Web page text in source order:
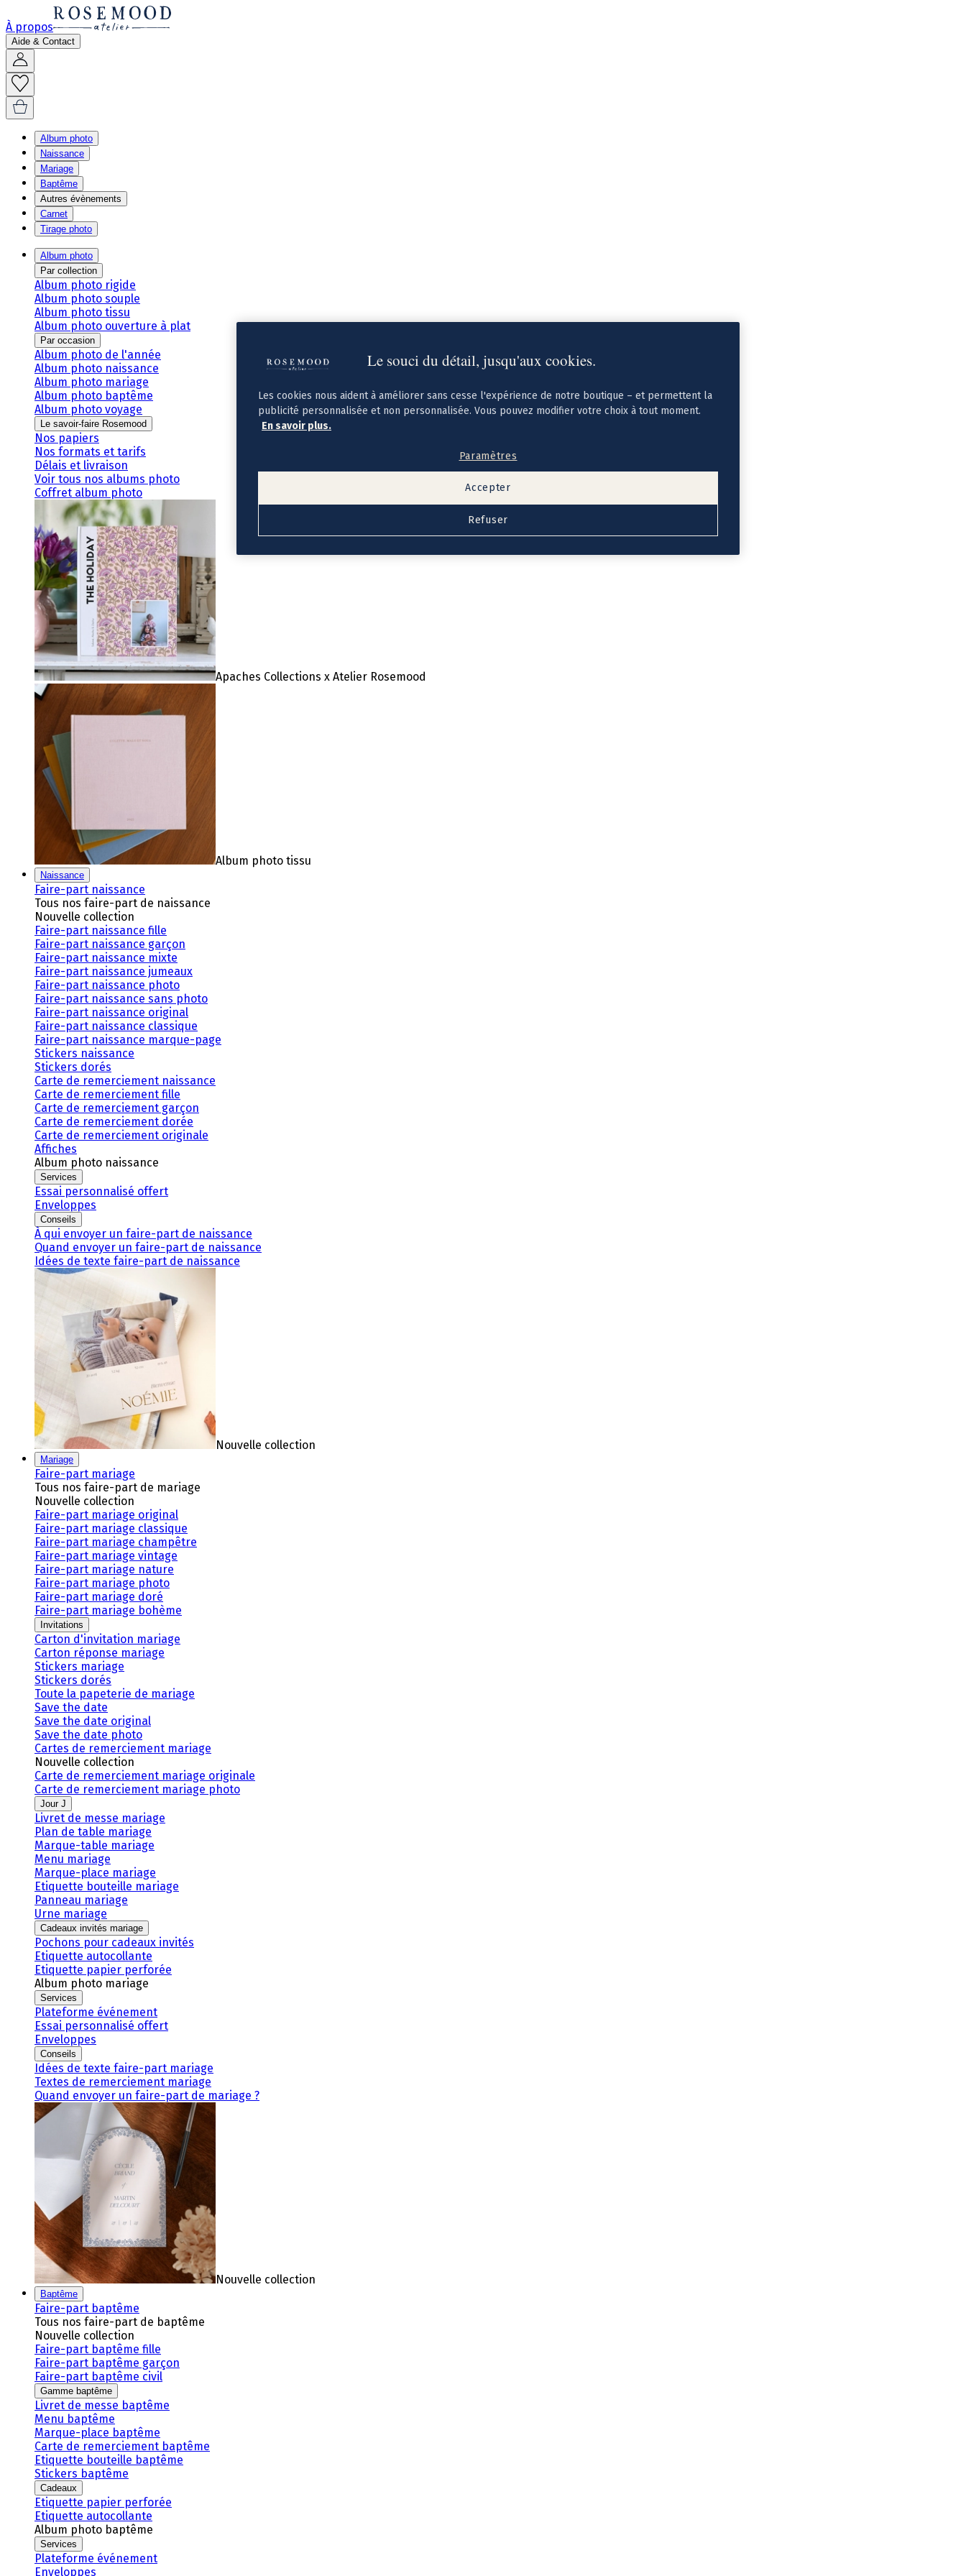
À propos
Aide & Contact
Album photo
Naissance
Mariage
Baptême
Autres évènements
Carnet
Tirage photo
Album photo
Par collection
Album photo rigide
Album photo souple
Album photo tissu
Album photo ouverture à plat
Par occasion
Album photo de l'année
Album photo naissance
Album photo mariage
Album photo baptême
Album photo voyage
Le savoir-faire Rosemood
Nos papiers
Nos formats et tarifs
Délais et livraison
Voir tous nos albums photo
Coffret album photo
Apaches Collections x Atelier Rosemood
Album photo tissu
Naissance
Faire-part naissance
Tous nos faire-part de naissance
Nouvelle collection
Faire-part naissance fille
Faire-part naissance garçon
Faire-part naissance mixte
Faire-part naissance jumeaux
Faire-part naissance photo
Faire-part naissance sans photo
Faire-part naissance original
Faire-part naissance classique
Faire-part naissance marque-page
Stickers naissance
Stickers dorés
Carte de remerciement naissance
Carte de remerciement fille
Carte de remerciement garçon
Carte de remerciement dorée
Carte de remerciement originale
Affiches
Album photo naissance
Services
Essai personnalisé offert
Enveloppes
Conseils
À qui envoyer un faire-part de naissance
Quand envoyer un faire-part de naissance
Idées de texte faire-part de naissance
Nouvelle collection
Mariage
Faire-part mariage
Tous nos faire-part de mariage
Nouvelle collection
Faire-part mariage original
Faire-part mariage classique
Faire-part mariage champêtre
Faire-part mariage vintage
Faire-part mariage nature
Faire-part mariage photo
Faire-part mariage doré
Faire-part mariage bohème
Invitations
Carton d'invitation mariage
Carton réponse mariage
Stickers mariage
Stickers dorés
Toute la papeterie de mariage
Save the date
Save the date original
Save the date photo
Cartes de remerciement mariage
Nouvelle collection
Carte de remerciement mariage originale
Carte de remerciement mariage photo
Jour J
Livret de messe mariage
Plan de table mariage
Marque-table mariage
Menu mariage
Marque-place mariage
Etiquette bouteille mariage
Panneau mariage
Urne mariage
Cadeaux invités mariage
Pochons pour cadeaux invités
Etiquette autocollante
Etiquette papier perforée
Album photo mariage
Services
Plateforme événement
Essai personnalisé offert
Enveloppes
Conseils
Idées de texte faire-part mariage
Textes de remerciement mariage
Quand envoyer un faire-part de mariage ?
Nouvelle collection
Baptême
Faire-part baptême
Tous nos faire-part de baptême
Nouvelle collection
Faire-part baptême fille
Faire-part baptême garçon
Faire-part baptême civil
Gamme baptême
Livret de messe baptême
Menu baptême
Marque-place baptême
Carte de remerciement baptême
Etiquette bouteille baptême
Stickers baptême
Cadeaux
Etiquette papier perforée
Etiquette autocollante
Album photo baptême
Services
Plateforme événement
Enveloppes
Le souci du détail, jusqu'aux cookies.
Les cookies nous aident à améliorer sans cesse l'expérience de notre boutique – et permettent la
publicité personnalisée et non personnalisée. Vous pouvez modifier votre choix à tout moment.
En savoir plus.
Paramètres
Refuser
Accepter